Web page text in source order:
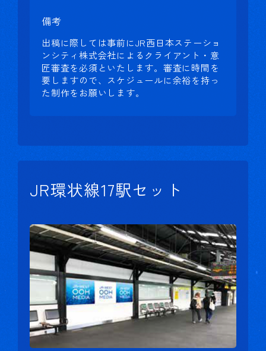
備考
出稿に際しては事前にJR西日本ステーショ
ンシティ株式会社によるクライアント・意
匠審査を必須といたします。審査に時間を
要しますので、スケジュールに余裕を持っ
た制作をお願いします。
JR環状線17駅セット